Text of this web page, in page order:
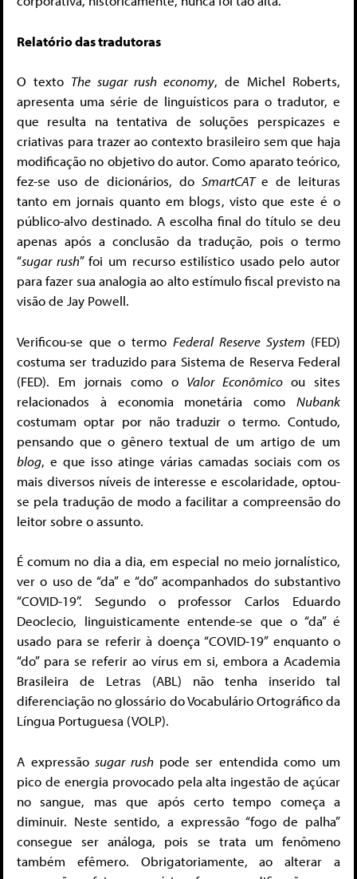
Relatório das tradutoras
O texto The sugar rush economy, de Michel Roberts,
apresenta uma série de linguísticos para o tradutor, e
que resulta na tentativa de soluções perspicazes e
criativas para trazer ao contexto brasileiro sem que haja
modificação no objetivo do autor. Como aparato teórico,
fez-se uso de dicionários, do SmartCAT e de leituras
tanto em jornais quanto em blogs, visto que este é o
público-alvo destinado. A escolha final do título se deu
apenas após a conclusão da tradução, pois o termo
“sugar rush” foi um recurso estilístico usado pelo autor
para fazer sua analogia ao alto estímulo fiscal previsto na
visão de Jay Powell.
Verificou-se que o termo Federal Reserve System (FED)
costuma ser traduzido para Sistema de Reserva Federal
(FED). Em jornais como o Valor Econômicoou sites
relacionados à economia monetária como Nubank
costumam optar por não traduzir o termo. Contudo,
pensando que o gênero textual de um artigo de um
blog, e que isso atinge várias camadas sociais com os
mais diversos níveis de interesse e escolaridade, optou-
se pela tradução de modo a facilitar a compreensão do
leitor sobre o assunto.
É comum no dia a dia, em especial no meio jornalístico,
ver o uso de “da” e “do” acompanhados do substantivo
“COVID-19”. Segundo o professor Carlos Eduardo
Deoclecio, linguisticamente entende-se que o “da” é
usado para se referir à doença “COVID-19” enquanto o
“do” para se referir ao vírus em si, embora a Academia
Brasileira de Letras (ABL) não tenha inserido tal
diferenciação no glossário do Vocabulário Ortográfico da
Língua Portuguesa (VOLP).
A expressãosugar rush pode ser entendida como um
pico de energia provocado pela alta ingestão de açúcar
no sangue, mas que após certo tempo começa a
diminuir. Neste sentido, a expressão “fogo de palha”
consegue ser análoga, pois se trata um fenômeno
também efêmero. Obrigatoriamente, ao alterar a